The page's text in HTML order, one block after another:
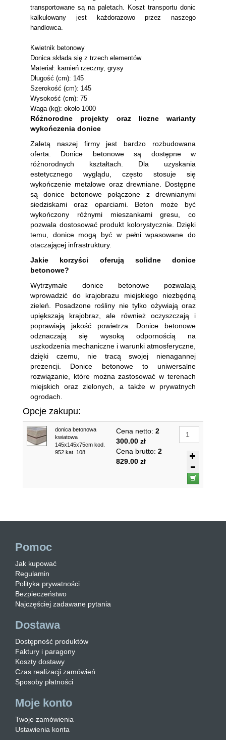
transportowane są na paletach. Koszt transportu donic
kalkulowany jest każdorazowo przez naszego
handlowca.
Kwietnik betonowy
Donica składa się z trzech elementów
Materiał: kamień rzeczny, grysy
Długość (cm): 145
Szerokość (cm): 145
Wysokość (cm): 75
Waga (kg): około 1000
Różnorodne projekty oraz liczne warianty
wykończenia donice
Zaletą naszej firmy jest bardzo rozbudowana
oferta. Donice betonowe są dostępne w
różnorodnych kształtach. Dla uzyskania
estetycznego wyglądu, często stosuje się
wykończenie metalowe oraz drewniane. Dostępne
są donice betonowe połączone z drewnianymi
siedziskami oraz oparciami. Beton może być
wykończony różnymi mieszankami gresu, co
pozwala dostosować produkt kolorystycznie. Dzięki
temu, donice mogą być w pełni wpasowane do
otaczającej infrastruktury.
Jakie korzyści oferują solidne donice
betonowe?
Wytrzymałe donice betonowe pozwalają
wprowadzić do krajobrazu miejskiego niezbędną
zieleń. Posadzone rośliny nie tylko ożywiają oraz
upiększają krajobraz, ale również oczyszczają i
poprawiają jakość powietrza. Donice betonowe
odznaczają się wysoką odpornością na
uszkodzenia mechaniczne i warunki atmosferyczne,
dzięki czemu, nie tracą swojej nienagannej
prezencji. Donice betonowe to uniwersalne
rozwiązanie, które można zastosować w terenach
miejskich oraz zielonych, a także w prywatnych
ogrodach.
Opcje zakupu:
donica betonowa
kwiatowa
145x145x75cm kod.
952 kat. 108
Cena netto: 2
300.00 zł
Cena brutto: 2
829.00 zł
Pomoc
Jak kupować
Regulamin
Polityka prywatności
Bezpieczeństwo
Najczęściej zadawane pytania
Dostawa
Dostępność produktów
Faktury i paragony
Koszty dostawy
Czas realizacji zamówień
Sposoby płatności
Moje konto
Twoje zamówienia
Ustawienia konta